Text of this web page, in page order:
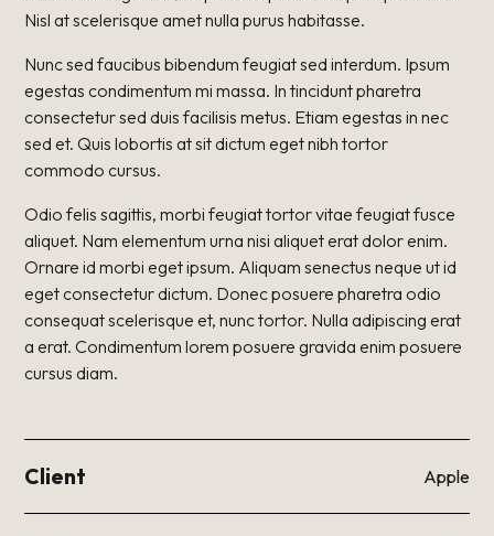
Nisl at scelerisque amet nulla purus habitasse.
Nunc sed faucibus bibendum feugiat sed interdum. Ipsum
egestas condimentum mi massa. In tincidunt pharetra
consectetur sed duis facilisis metus. Etiam egestas in nec
sed et. Quis lobortis at sit dictum eget nibh tortor
commodo cursus.
Odio felis sagittis, morbi feugiat tortor vitae feugiat fusce
aliquet. Nam elementum urna nisi aliquet erat dolor enim.
Ornare id morbi eget ipsum. Aliquam senectus neque ut id
eget consectetur dictum. Donec posuere pharetra odio
consequat scelerisque et, nunc tortor. Nulla adipiscing erat
a erat. Condimentum lorem posuere gravida enim posuere
cursus diam.
Client Apple